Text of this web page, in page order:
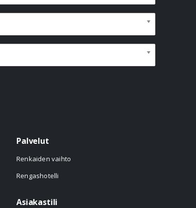
Palvelut
Renkaiden vaihto
Rengashotelli
Asiakastili